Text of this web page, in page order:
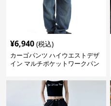
¥6,940 (税込)
カーゴパンツ ハイウエストデザ
イン マルチポケットワークパン